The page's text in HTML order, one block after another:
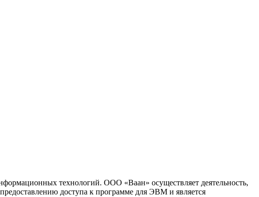
технологий. ООО «Ваан» осуществляет деятельность,
доступа к программе для ЭВМ и является